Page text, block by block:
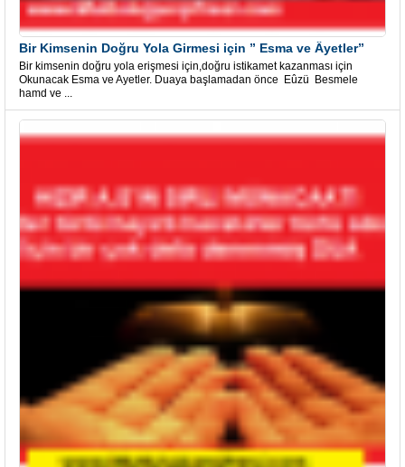
Bir Kimsenin Doğru Yola Girmesi için ” Esma ve Âyetler”
Bir kimsenin doğru yola erişmesi için,doğru istikamet kazanması için
Okunacak Esma ve Ayetler. Duaya başlamadan önce Eûzü Besmele
hamd ve ...